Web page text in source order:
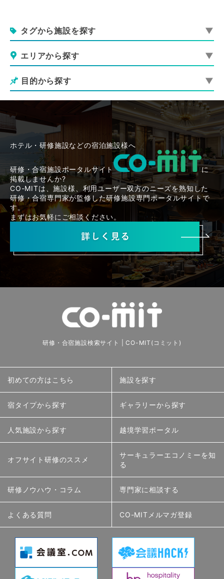
タグから施設を探す
エリアから探す
目的から探す
ホテル・研修施設などの宿泊施設様へ
研修・合宿施設ポータルサイト
に
掲載しませんか?
CO-MITは、施設様、利用ユーザー双方のニーズを熟知した
研修・合宿専門家が監修した研修施設専門ポータルサイトで
す。
まずはお気軽にご相談ください。
研修・合宿施設検索サイト | CO-MIT(コミット)
初めての方はこちら 施設を探す
宿タイプから探す ギャラリーから探す
人気施設から探す 越境学習ポータル
オフサイト研修のススメ
サーキュラーエコノミーを知
る
研修ノウハウ・コラム 専門家に相談する
よくある質問 CO-MITメルマガ登録